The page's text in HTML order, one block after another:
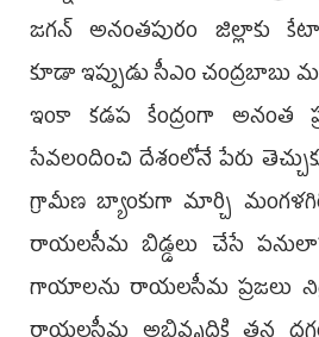
జగన్‌ అనంతపురం జిల్లాకు
కూడా ఇప్పుడు సీఎం చంద్రబాబు
ఇంకా కడప కేంద్రంగా అనంత
సేవలందించి దేశంలోనే పేరు
గ్రామీణ బ్యాంకుగా మార్చి
రాయలసీమ బిడ్డలు చేసే
గాయాలను రాయలసీమ ప్రజలు